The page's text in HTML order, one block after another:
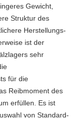
Gewicht,
Struktur des
Herstellungs-
ist der
sehr
für die
Reibmoment des
erfüllen. Es ist
von Standard-